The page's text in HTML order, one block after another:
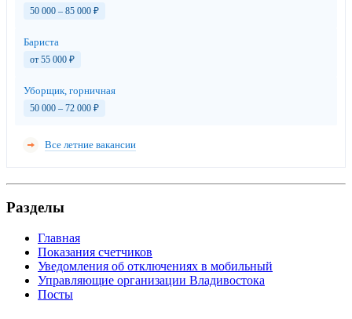
50 000 – 85 000 ₽
Бариста
от 55 000 ₽
Уборщик, горничная
50 000 – 72 000 ₽
Все летние вакансии
Разделы
Главная
Показания счетчиков
Уведомления об отключениях в мобильный
Управляющие организации Владивостока
Посты